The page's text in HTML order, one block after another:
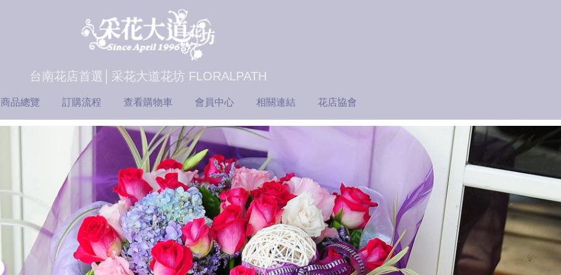
台南花店首選│采花大道花坊 FLORALPATH
商品總覽 訂購流程 查看購物車 會員中心 相關連結 花店協會